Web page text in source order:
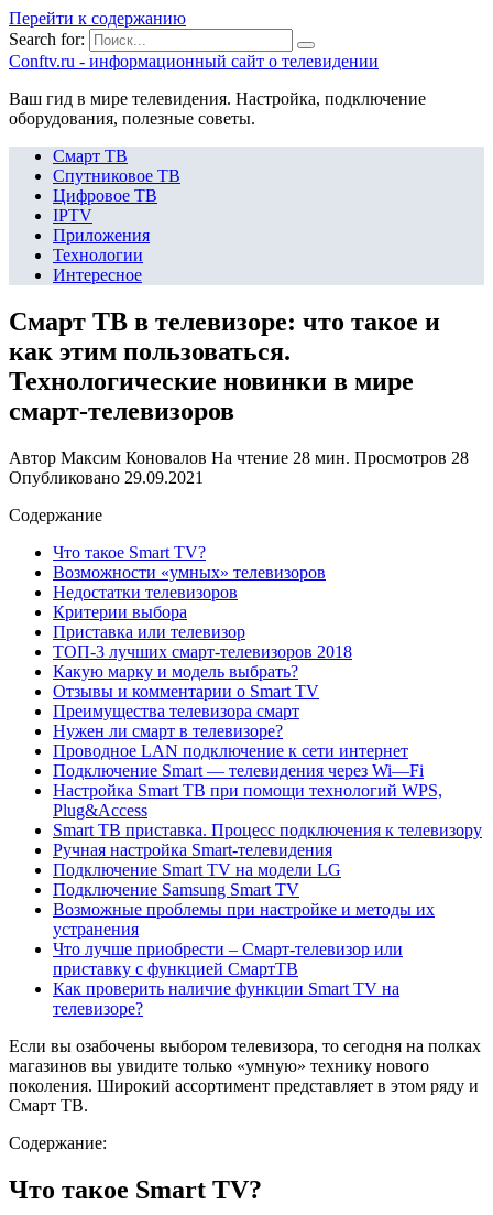
Перейти к содержанию
Search for:
Сonftv.ru - информационный сайт о телевидении
Ваш гид в мире телевидения. Настройка, подключение
оборудования, полезные советы.
Смарт ТВ
Спутниковое ТВ
Цифровое ТВ
IPTV
Приложения
Технологии
Интересное
Смарт ТВ в телевизоре: что такое и
как этим пользоваться.
Технологические новинки в мире
cмарт-телевизоров
Автор Максим Коновалов На чтение 28 мин. Просмотров 28
Опубликовано 29.09.2021
Содержание
Что такое Smart TV?
Возможности «умных» телевизоров
Недостатки телевизоров
Критерии выбора
Приставка или телевизор
ТОП-3 лучших смарт-телевизоров 2018
Какую марку и модель выбрать?
Отзывы и комментарии о Smart TV
Преимущества телевизора смарт
Нужен ли смарт в телевизоре?
Проводное LAN подключение к сети интернет
Подключение Smart — телевидения через Wi—Fi
Настройка Smart ТВ при помощи технологий WPS,
Plug&Access
Smart ТВ приставка. Процесс подключения к телевизору
Ручная настройка Smart-телевидения
Подключение Smart TV на модели LG
Подключение Samsung Smart TV
Возможные проблемы при настройке и методы их
устранения
Что лучше приобрести – Смарт-телевизор или
приставку с функцией СмартТВ
Как проверить наличие функции Smart TV на
телевизоре?
Если вы озабочены выбором телевизора, то сегодня на полках
магазинов вы увидите только «умную» технику нового
поколения. Широкий ассортимент представляет в этом ряду и
Смарт ТВ.
Содержание:
Что такое Smart TV?